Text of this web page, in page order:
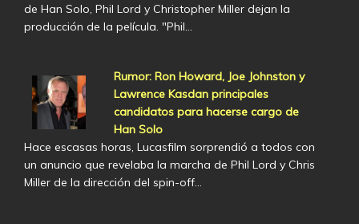
de Han Solo, Phil Lord y Christopher Miller dejan la
producción de la película. "Phil…
Rumor: Ron Howard, Joe Johnston y
Lawrence Kasdan principales
candidatos para hacerse cargo de
Han Solo
Hace escasas horas, Lucasfilm sorprendió a todos con
un anuncio que revelaba la marcha de Phil Lord y Chris
Miller de la dirección del spin-off…